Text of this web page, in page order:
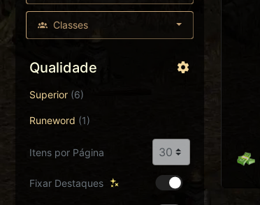
Classes
Qualidade
Superior (6)
Runeword (1)
Itens por Página
Fixar Destaques